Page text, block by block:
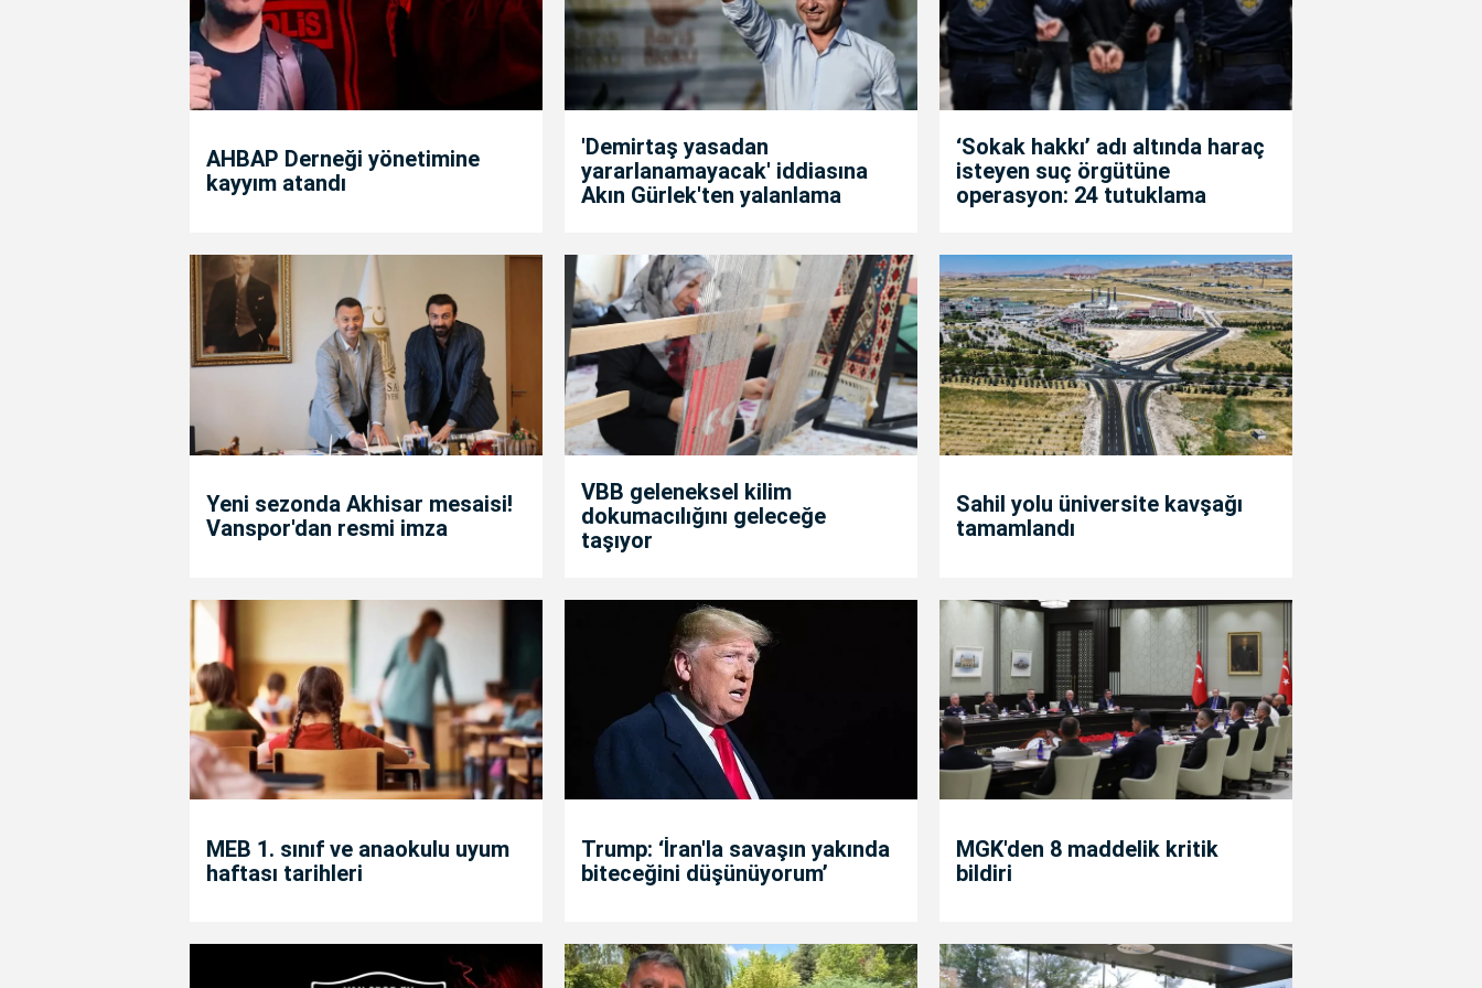
AHBAP Derneği yönetimine
kayyım atandı
'Demirtaş yasadan
yararlanamayacak' iddiasına
Akın Gürlek'ten yalanlama
‘Sokak hakkı’ adı altında haraç
isteyen suç örgütüne
operasyon: 24 tutuklama
Yeni sezonda Akhisar mesaisi!
Vanspor'dan resmi imza
VBB geleneksel kilim
dokumacılığını geleceğe
taşıyor
Sahil yolu üniversite kavşağı
tamamlandı
MEB 1. sınıf ve anaokulu uyum
haftası tarihleri
Trump: ‘İran'la savaşın yakında
biteceğini düşünüyorum’
MGK'den 8 maddelik kritik
bildiri